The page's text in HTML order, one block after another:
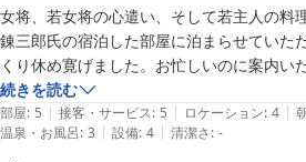
女将、若女将の心遣い、そして若主人の料
錬三郎氏の宿泊した部屋に泊まらせていた
くり休め寛げました。お忙しいのに案内い
の宿泊した各部屋は時代を重ね味わい深く
た。いずれゆっくりと再訪したいと思いま
しをありがとうございました。
続きを読む
部屋: 5 | 接客・サービス: 5 | ロケーション: 4 |
温泉・お風呂: 3 | 設備: 4 | 清潔さ: -